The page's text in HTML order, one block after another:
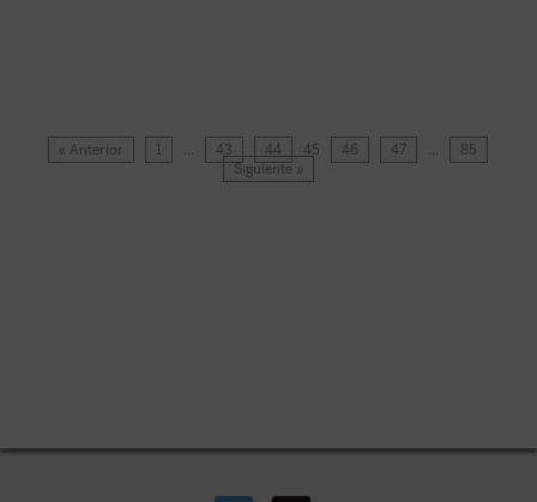
« Anterior 1 … 43 44 45 46 47 …
85
Siguiente »